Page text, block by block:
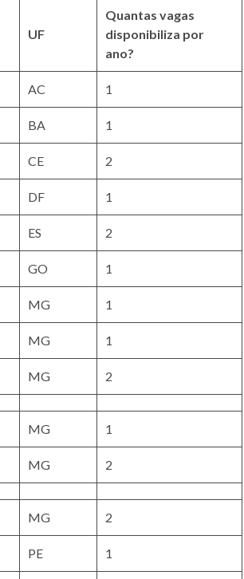
UF
Quantas vagas
disponibiliza por
ano?
AC 1
BA 1
CE 2
DF 1
ES 2
GO 1
MG 1
MG 1
MG 2
MG 1
MG 2
MG 2
PE 1